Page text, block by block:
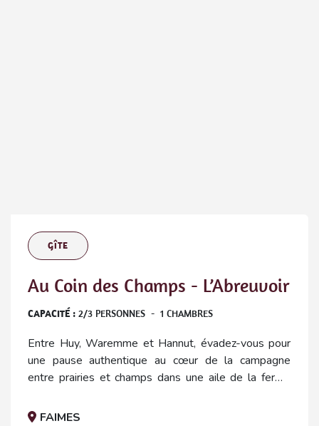
GÎTE
Au Coin des Champs - L’Abreuvoir
CAPACITÉ : 2/3 PERSONNES - 1 CHAMBRES
Entre Huy, Waremme et Hannut, évadez-vous pour
une pause authentique au cœur de la campagne
entre prairies et champs dans une aile de la ferme
FAIMES